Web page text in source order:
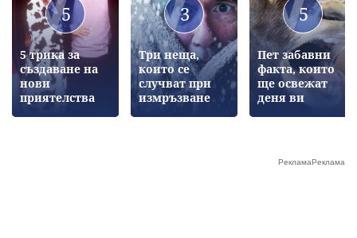
5
5 трика за
създаване на
нови
приятелства
3
Три неща,
които се
случват при
измръзване
5
Пет забавни
факта, които
ще освежат
деня ви